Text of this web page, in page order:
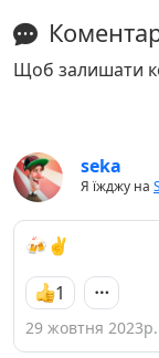
Щоб залишати
seka
Я їжджу на
🍻✌
1
29 жовтня